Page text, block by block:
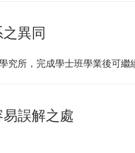
異同
究所，完成學士班學業後可繼
誤解之處